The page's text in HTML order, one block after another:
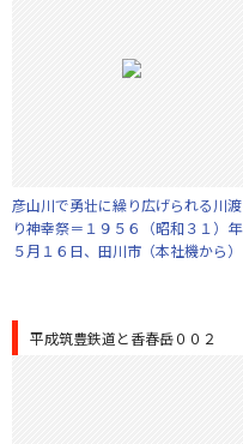
彦山川で勇壮に繰り広げられる川渡
り神幸祭＝１９５６（昭和３１）年
５月１６日、田川市（本社機から）
平成筑豊鉄道と香春岳００２